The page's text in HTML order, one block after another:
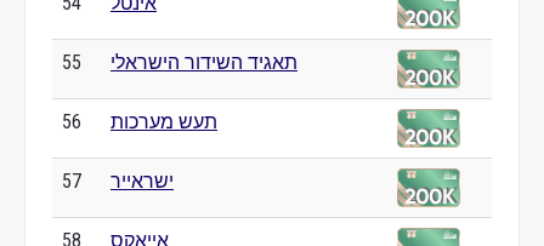
55 תאגיד השידור הישראלי
56 תעש מערכות
57 ישראייר
58 אייאקס